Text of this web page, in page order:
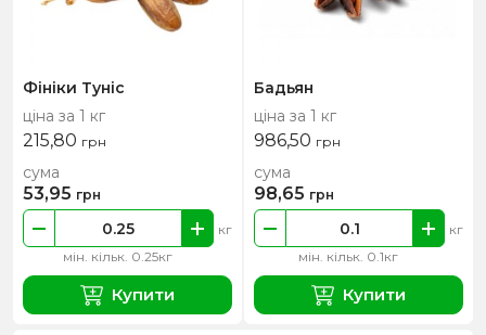
Фініки Туніс
ціна за 1 кг
215,80 грн
мін. кільк. 0.25кг
кг
сума
53,95 грн
Купити
Бадьян
ціна за 1 кг
986,50 грн
мін. кільк. 0.1кг
кг
сума
98,65 грн
Купити